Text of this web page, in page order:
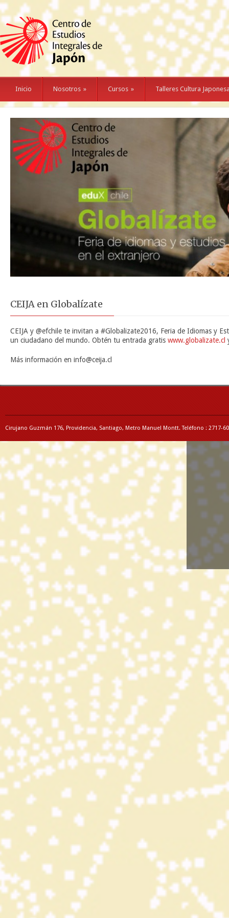
Inicio Nosotros » Cursos » Talleres Cultura
CEIJA en Globalízate
CEIJA y @efchile te invitan a #Globalizate2016, Feria de Idiomas y
un ciudadano del mundo. Obtén tu entrada gratis www.globalizate.cl
Más información en info@ceija.cl
Cirujano Guzmán 176, Providencia, Santiago, Metro Manuel Montt. Teléfono : 2717-